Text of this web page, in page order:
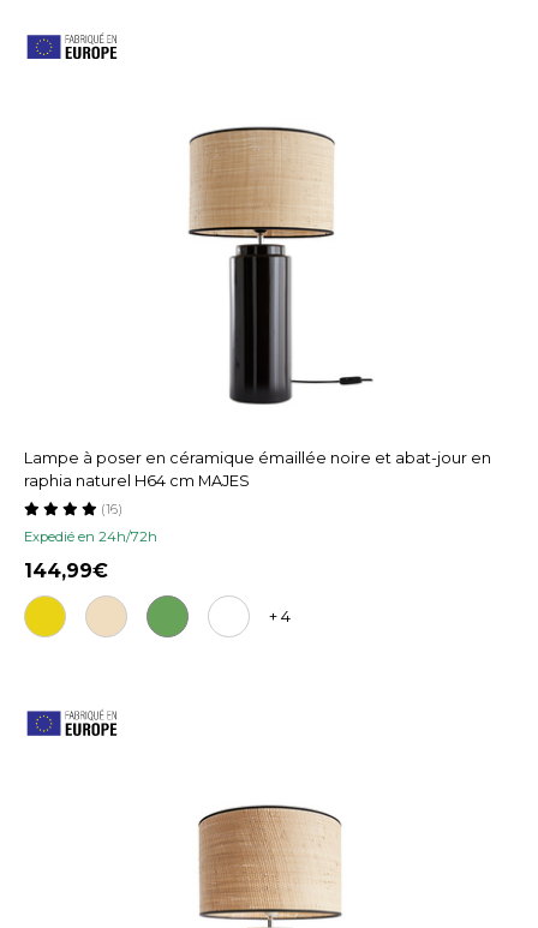
Lampe à poser en céramique émaillée noire et abat-jour en
raphia naturel H64 cm MAJES
Expedié en 24h/72h
(16)
144,99
+ 4